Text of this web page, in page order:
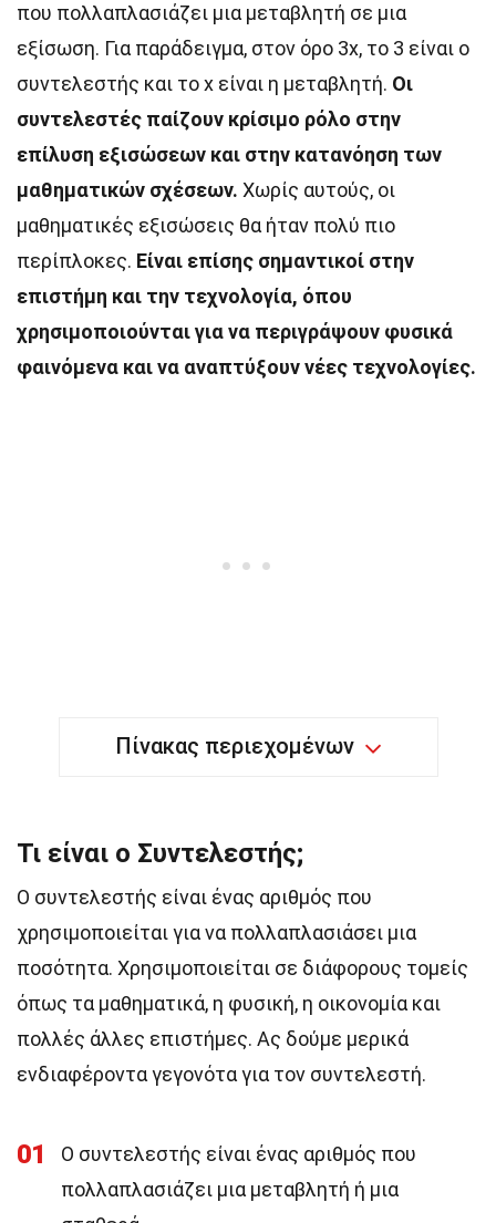
που πολλαπλασιάζει μια μεταβλητή σε μια
εξίσωση. Για παράδειγμα, στον όρο 3x, το 3 είναι ο
συντελεστής και το x είναι η μεταβλητή. Οι
συντελεστές παίζουν κρίσιμο ρόλο στην
επίλυση εξισώσεων και στην κατανόηση των
μαθηματικών σχέσεων. Χωρίς αυτούς, οι
μαθηματικές εξισώσεις θα ήταν πολύ πιο
περίπλοκες. Είναι επίσης σημαντικοί στην
επιστήμη και την τεχνολογία, όπου
χρησιμοποιούνται για να περιγράψουν φυσικά
φαινόμενα και να αναπτύξουν νέες τεχνολογίες.
Πίνακας περιεχομένων
Τι είναι ο Συντελεστής;
Ο συντελεστής είναι ένας αριθμός που
χρησιμοποιείται για να πολλαπλασιάσει μια
ποσότητα. Χρησιμοποιείται σε διάφορους τομείς
όπως τα μαθηματικά, η φυσική, η οικονομία και
πολλές άλλες επιστήμες. Ας δούμε μερικά
ενδιαφέροντα γεγονότα για τον συντελεστή.
01
Ο συντελεστής είναι ένας αριθμός που
πολλαπλασιάζει μια μεταβλητή ή μια